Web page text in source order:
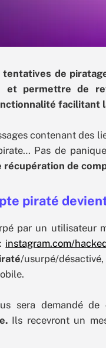
de
et permettre de
facilitant
contenant des
Pas de
de
piraté
par un utilisateur
instagram.com/
/usurpé/désactivé,
sera demandé de
Ils recevront un